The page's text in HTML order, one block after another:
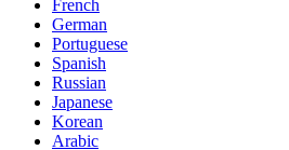
French
German
Portuguese
Spanish
Russian
Japanese
Korean
Arabic